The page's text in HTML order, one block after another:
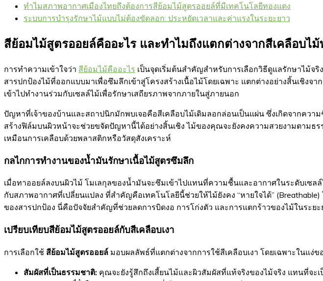
ทำไมสภาพอากาศเมืองไทยถึงต้องการสีย้อมไม้สูตรออยล์ที่มีเทคโนโลยีทองแดง
ระบบการบำรุงรักษาไม้แบบไม่ต้องขัดลอก: ประหยัดเวลาและค่าแรงในระยะยาว
สีย้อมไม้สูตรออยล์คืออะไร และทำไมถึงแตกต่างจากสีเคลือบไม้
การทำความเข้าใจว่า สีย้อมไม้คืออะไร เป็นจุดเริ่มต้นสำคัญสำหรับการเลือกวิธีดูแลรักษาไม้จ
สารปกป้องไม้ที่ออกแบบมาเพื่อซึมลึกเข้าสู่โครงสร้างเนื้อไม้โดยเฉพาะ แตกต่างอย่างสิ้นเชิง
เข้าไปทำงานร่วมกับเซลล์ไม้เพื่อรักษาเสถียรภาพจากภายในสู่ภายนอก
ปัญหาที่เจ้าของบ้านและสถาปนิกมักพบเจอคือสีเคลือบไม้เดิมลอกล่อนเป็นแผ่น ซึ่งเกิดจากค
สร้างฟิล์มบนผิวหน้าจะช่วยขจัดปัญหานี้ได้อย่างสิ้นเชิง ไม้ของคุณจะยังคงความสวยงามตามธ
เหมือนการเคลือบด้วยพลาสติกหรือวัสดุสังเคราะห์
กลไกการทำงานของน้ำมันรักษาเนื้อไม้สูตรซึมลึก
เมื่อทาออยล์ลงบนผิวไม้ โมเลกุลของน้ำมันจะซึมเข้าไปแทนที่ความชื้นและอากาศในระดับเซล
กับสภาพอากาศที่เปลี่ยนแปลง ที่สำคัญคือเทคโนโลยีนี้ช่วยให้ไม้ยังคง “หายใจได้”
ของสารปกป้อง นี่คือปัจจัยสำคัญที่ช่วยลดการบิดงอ การโก่งตัว และการแตกร้าวของไม้ในระยะ
เปรียบเทียบสีย้อมไม้สูตรออยล์กับสีเคลือบเงา
การเลือกใช้ สีย้อมไม้สูตรออยล์ มอบผลลัพธ์ที่แตกต่างจากการใช้สีเคลือบเงา โดยเฉพาะในแง่
สัมผัสที่เป็นธรรมชาติ: คุณจะยังรู้สึกถึงเสี้ยนไม้และผิวสัมผัสที่แท้จริงของไม้จริง แทนที่จะ